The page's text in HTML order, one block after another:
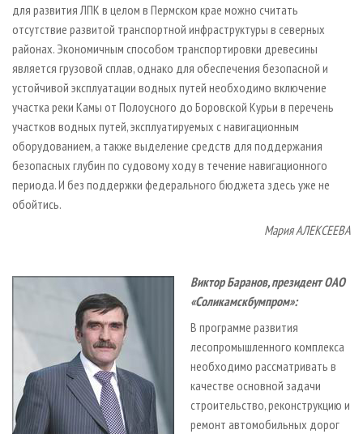
для развития ЛПК в целом в Пермском крае можно считать
отсутствие развитой транспортной инфраструктуры в северных
районах. Экономичным способом транспортировки древесины
является грузовой сплав, однако для обеспечения безопасной и
устойчивой эксплуатации водных путей необходимо включение
участка реки Камы от Полоусного до Боровской Курьи в перечень
участков водных путей, эксплуатируемых с навигационным
оборудованием, а также выделение средств для поддержания
безопасных глубин по судовому ходу в течение навигационного
периода. И без поддержки федерального бюджета здесь уже не
обойтись.
Мария АЛЕКСЕЕВА
Виктор Баранов, президент ОАО
«Соликамскбумпром»:
В программе развития
лесопромышленного комплекса
необходимо рассматривать в
качестве основной задачи
строительство, реконструкцию и
ремонт автомобильных дорог